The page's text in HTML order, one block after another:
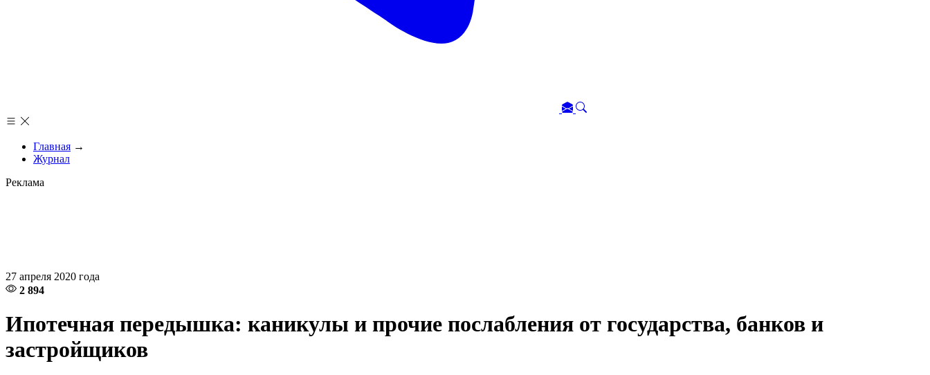
Главная →
Журнал
Реклама
27 апреля 2020 года
2 894
Ипотечная передышка: каникулы и прочие послабления от государства, банков и
застройщиков